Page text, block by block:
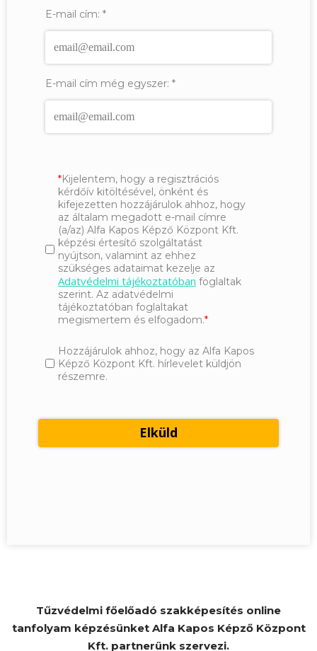
E-mail cím: *
E-mail cím még egyszer: *
Kijelentem, hogy a regisztrációs
kérdőív kitöltésével, önként és
kifejezetten hozzájárulok ahhoz, hogy
az általam megadott e-mail címre
(a/az) Alfa Kapos Képző Központ Kft.
képzési értesítő szolgáltatást
nyújtson, valamint az ehhez
szükséges adataimat kezelje az
Adatvédelmi tájékoztatóban foglaltak
szerint. Az adatvédelmi
tájékoztatóban foglaltakat
megismertem és elfogadom.
Hozzájárulok ahhoz, hogy az Alfa Kapos
Képző Központ Kft. hírlevelet küldjön
részemre.
Tűzvédelmi főelőadó szakképesítés online
tanfolyam képzésünket Alfa Kapos Képző Központ
Kft. partnerünk szervezi.